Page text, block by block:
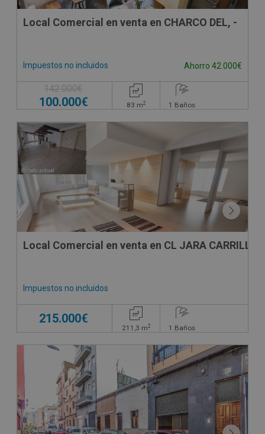
Local Comercial en venta en CHARCO DEL, -
Impuestos no incluidos Ahorro 42.000€
142.000€
100.000€ 83 m2 1 Baños
Local Comercial en venta en CL JARA CARRILLO,
Impuestos no incluidos
215.000€
211,3 m2 1 Baños
SUJETO A IVA